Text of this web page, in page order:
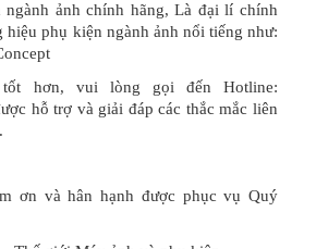
ngành ảnh chính hãng, Là đại lí chính
hiệu phụ kiện ngành ảnh nổi tiếng như:
hơn, vui lòng gọi đến Hotline:
hỗ trợ và giải đáp các thắc mắc liên
ơn và hân hạnh được phục vụ Quý